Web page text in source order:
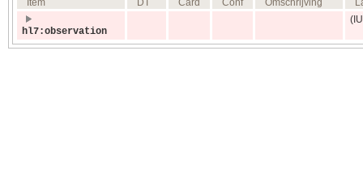
Item
DT Card Conf Omschrijving
hl7:observation